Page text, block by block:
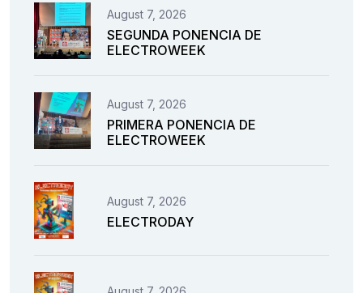
August 7, 2026
SEGUNDA PONENCIA DE
ELECTROWEEK
August 7, 2026
PRIMERA PONENCIA DE
ELECTROWEEK
August 7, 2026
ELECTRODAY